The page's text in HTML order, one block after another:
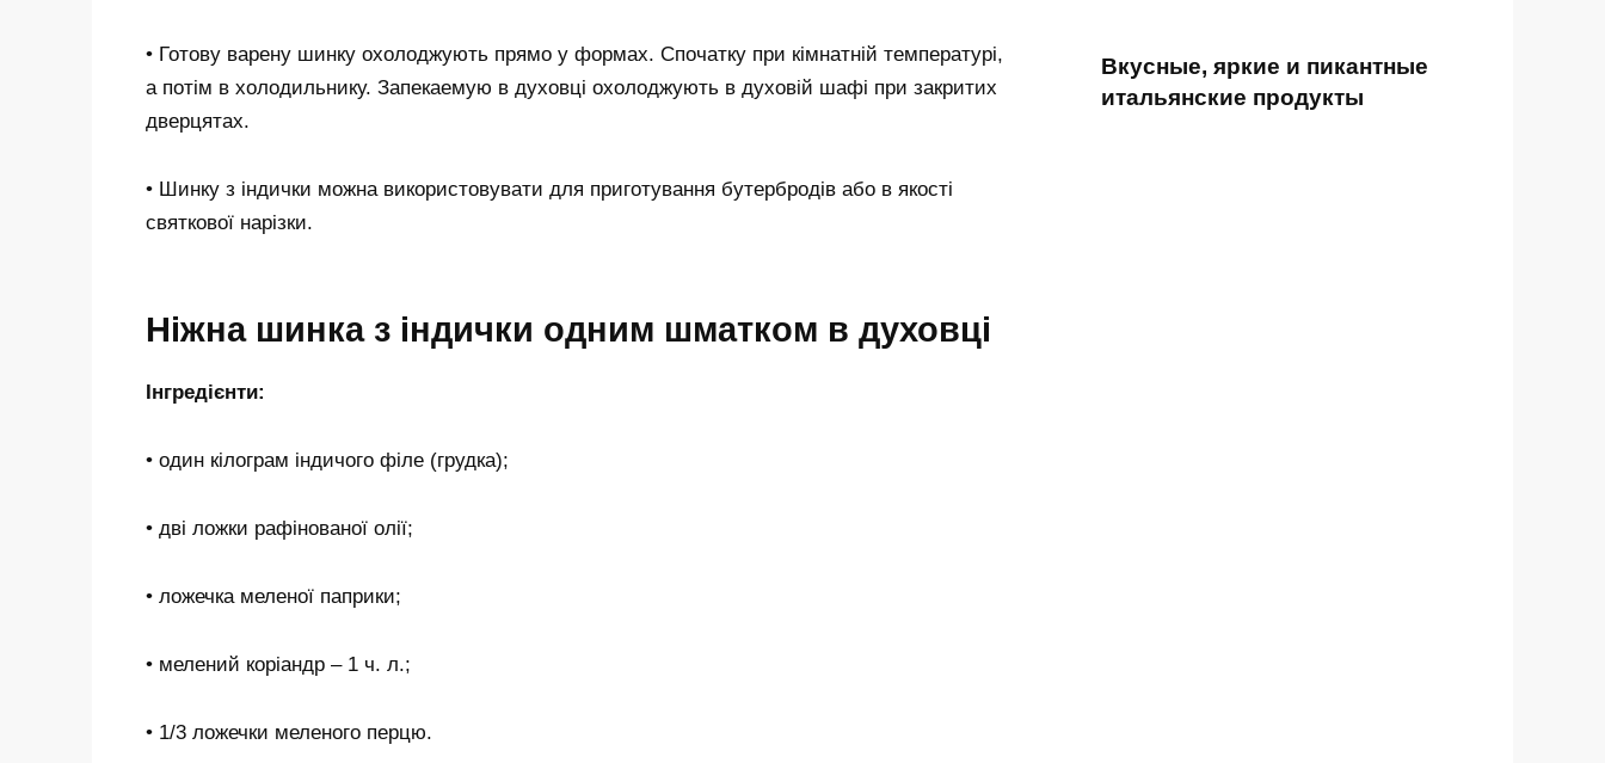
• Готову варену шинку охолоджують прямо у формах. Спочатку при кімнатній температурі,
а потім в холодильнику. Запекаемую в духовці охолоджують в духовій шафі при закритих
дверцятах.
• Шинку з індички можна використовувати для приготування бутербродів або в якості
святкової нарізки.
Ніжна шинка з індички одним шматком в духовці
Інгредієнти:
• один кілограм індичого філе (грудка);
• дві ложки рафінованої олії;
• ложечка меленої паприки;
• мелений коріандр – 1 ч. л.;
• 1/3 ложечки меленого перцю.
Вкусные, яркие и пикантные
итальянские продукты